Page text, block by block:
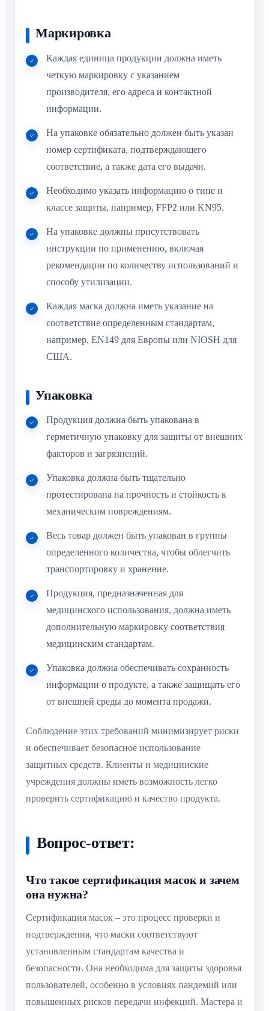
Маркировка
Каждая единица продукции должна иметь
четкую маркировку с указанием
производителя, его адреса и контактной
информации.
На упаковке обязательно должен быть указан
номер сертификата, подтверждающего
соответствие, а также дата его выдачи.
Необходимо указать информацию о типе и
классе защиты, например, FFP2 или KN95.
На упаковке должны присутствовать
инструкции по применению, включая
рекомендации по количеству использований и
способу утилизации.
Каждая маска должна иметь указание на
соответствие определенным стандартам,
например, EN149 для Европы или NIOSH для
США.
Упаковка
Продукция должна быть упакована в
герметичную упаковку для защиты от внешних
факторов и загрязнений.
Упаковка должна быть тщательно
протестирована на прочность и стойкость к
механическим повреждениям.
Весь товар должен быть упакован в группы
определенного количества, чтобы облегчить
транспортировку и хранение.
Продукция, предназначенная для
медицинского использования, должна иметь
дополнительную маркировку соответствия
медицинским стандартам.
Упаковка должна обеспечивать сохранность
информации о продукте, а также защищать его
от внешней среды до момента продажи.
Соблюдение этих требований минимизирует риски
и обеспечивает безопасное использование
защитных средств. Клиенты и медицинские
учреждения должны иметь возможность легко
проверить сертификацию и качество продукта.
Вопрос-ответ:
Что такое сертификация масок и зачем
она нужна?
Сертификация масок – это процесс проверки и
подтверждения, что маски соответствуют
установленным стандартам качества и
безопасности. Она необходима для защиты здоровья
пользователей, особенно в условиях пандемий или
повышенных рисков передачи инфекций. Мастера и